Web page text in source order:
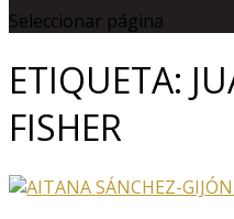
Seleccionar página
ETIQUETA:
FISHER